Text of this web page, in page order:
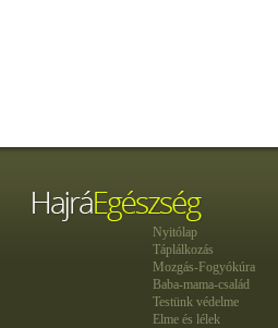
Nyitólap
Táplálkozás
Mozgás-Fogyókúra
Baba-mama-család
Testünk védelme
Elme és lélek